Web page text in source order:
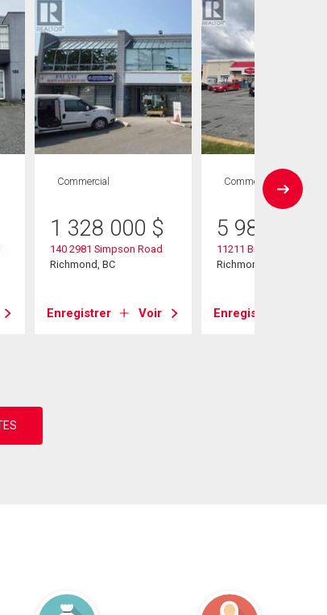
Commercial
1 328 000 $
140 2981 Simpson Road
Richmond, BC
Enregistrer Voir
Commercial
5 988 000
11211 Bridgeport Road
Richmond, BC
Enregistrer